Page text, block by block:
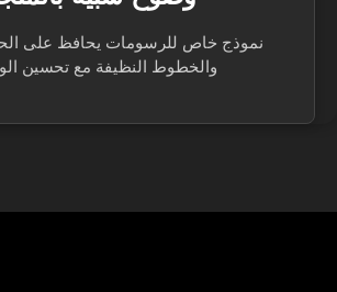
نموذج خاص للرسومات يحافظ على
والخطوط النظيفة مع تحسين